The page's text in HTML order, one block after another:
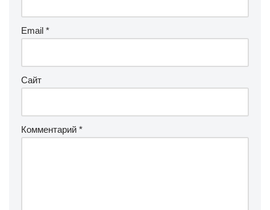
Email *
Сайт
Комментарий *